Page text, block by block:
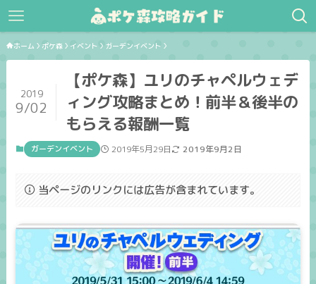
ホーム ポケ森 イベント ガーデンイベント
【ポケ森】ユリのチャペルウェデ
ィング攻略まとめ！前半＆後半の
もらえる報酬一覧
2019
9/02
ガーデンイベント 2019年5月29日 2019年9月2日
当ページのリンクには広告が含まれています。